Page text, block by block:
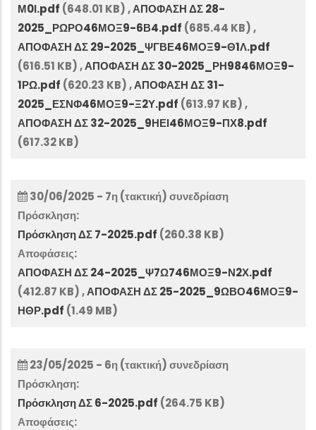
Μ0Ι.pdf (648.01 KB) ,ΑΠΟΦΑΣΗ ΔΣ 28-
2025_ΡΩΡΟ46ΜΟΞ9-6Β4.pdf (685.44 KB) ,
ΑΠΟΦΑΣΗ ΔΣ 29-2025_ΨΓΒΕ46ΜΟΞ9-Θ1Λ.pdf
(616.51 KB) ,ΑΠΟΦΑΣΗ ΔΣ 30-2025_ΡΗ9846ΜΟΞ9-
1ΡΩ.pdf (620.23 KB) ,ΑΠΟΦΑΣΗ ΔΣ 31-
2025_ΕΣΝΦ46ΜΟΞ9-Ξ2Υ.pdf (613.97 KB) ,
ΑΠΟΦΑΣΗ ΔΣ 32-2025_9ΗΕΙ46ΜΟΞ9-ΠΧ8.pdf
(617.32 KB)
30/06/2025 - 7η (τακτική) συνεδρίαση
Πρόσκληση:
Πρόσκληση ΔΣ 7-2025.pdf (260.38 KB)
Αποφάσεις:
ΑΠΟΦΑΣΗ ΔΣ 24-2025_Ψ7Ω746ΜΟΞ9-Ν2Χ.pdf
(412.87 KB) ,ΑΠΟΦΑΣΗ ΔΣ 25-2025_9ΩΒΟ46ΜΟΞ9-
ΗΘΡ.pdf (1.49 MB)
23/05/2025 - 6η (τακτική) συνεδρίαση
Πρόσκληση:
Πρόσκληση ΔΣ 6-2025.pdf (264.75 KB)
Αποφάσεις: